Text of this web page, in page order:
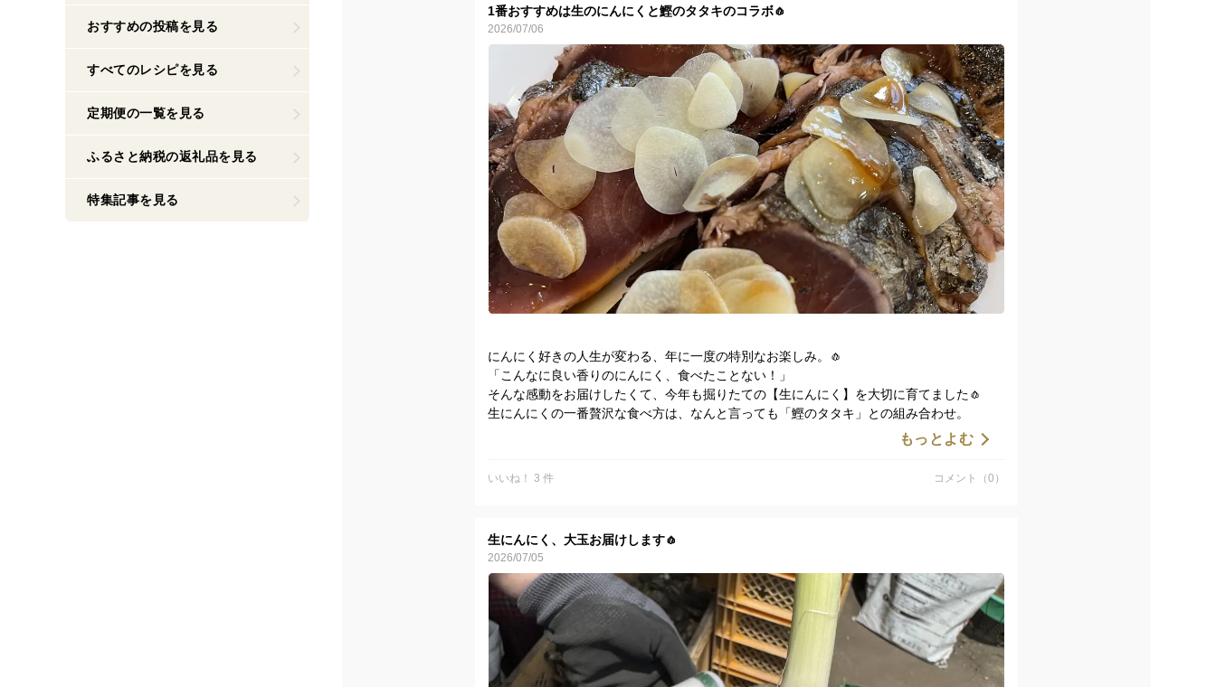
おすすめの投稿を見る
すべてのレシピを見る
定期便の一覧を見る
ふるさと納税の返礼品を見る
特集記事を見る
すぐ完売
1番おすすめは生のにんにくと鰹のタタキのコラボ🧄
2026/07/06
にんにく好きの人生が変わる、年に一度の特別なお楽しみ。🧄
「こんなに良い香りのにんにく、食べたことない！」
そんな感動をお届けしたくて、今年も掘りたての【生にんにく】を大切に育てました🧄
生にんにくの一番贅沢な食べ方は、なんと言っても「鰹のタタキ」との組み合わせ。
みずみずしくフレッシュな香りと、ピリッとしたクリアな辛さが弾けます。
この「スッキリとした辛さ」こそが、乾燥させる前の生にんにくだからこその特権です✨
おうち居酒屋が、一瞬で最高級の割烹に変わるような贅沢な味わい。
現在、食べ応え抜群の【とびきり大玉】が勢揃いしています！
ですが、この旬の味をお届けできるのも【あと少しで終了】です。
今だけの特別な大地の恵み、ぜひお見逃しなく。
生にんにく #市場には出回らない #にんにく農家の特権 #今だけ全国の皆様にも美味し
さを共有中 #LINEから申し込みくださいもうすぐ終了です
もっとよむ
いいね！ 3 件 コメント（0）
生にんにく、大玉お届けします🧄
2026/07/05